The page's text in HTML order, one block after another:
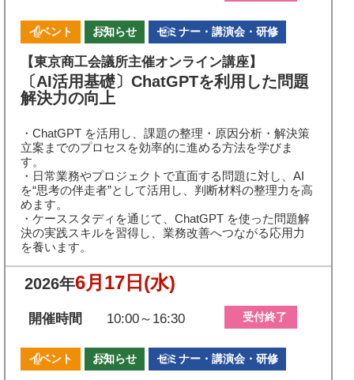
イベント お知らせ セミナー・講演会・研修
【東京商工会議所主催オンライン講座】
〔AI活用基礎〕ChatGPTを利用した問題
解決力の向上
・ChatGPT を活用し、課題の整理・原因分析・解決策
立案までのプロセスを効率的に進める方法を学びま
す。
・日常業務やプロジェクトで直面する問題に対し、AI
を“思考の伴走者”として活用し、判断材料の整理力を高
めます。
・ケーススタディを通じて、ChatGPT を使った問題解
決の実践スキルを習得し、業務改善へつながる応用力
を養います。
2026年6月17日 (水)
開催時間 10:00～16:30 受付終了
イベント お知らせ セミナー・講演会・研修